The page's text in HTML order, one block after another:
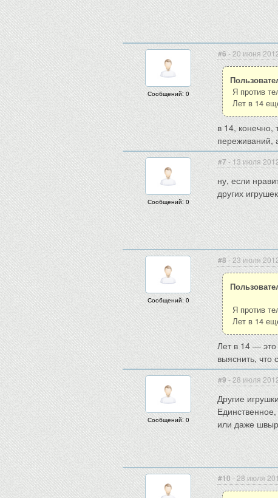
Сообщений: 0
#6- 20 июня
Я против
Лет в 14
в 14, конечно,
переживаний,
Сообщений: 0
#7- 13 июля
ну, если
других
Сообщений: 0
#8- 23 июля
Я против
Лет в 14
Лет в 14 — это
выяснить, что
Сообщений: 0
#9- 28 июля
Другие
или даже
#10- 28 июля